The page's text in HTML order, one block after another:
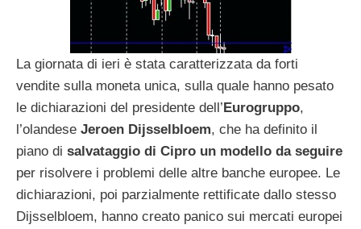
La giornata di ieri è stata caratterizzata da forti
vendite sulla moneta unica, sulla quale hanno pesato
le dichiarazioni del presidente dell’Eurogruppo,
l’olandese Jeroen Dijsselbloem, che ha definito il
piano di salvataggio di Cipro un modello da seguire
per risolvere i problemi delle altre banche europee. Le
dichiarazioni, poi parzialmente rettificate dallo stesso
Dijsselbloem, hanno creato panico sui mercati europei